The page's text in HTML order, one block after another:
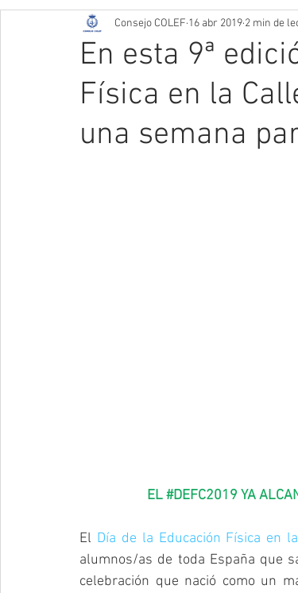
En esta 9ª
Física en la
una semana
Consejo COLEF 16 abr 2019 2 min de
EL #DEFC2019 YA
El Día de la Educación Física en
alumnos/as de toda España que
celebración que nació como un